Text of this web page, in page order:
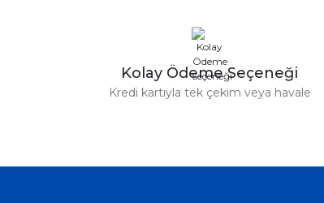
Kolay Ödeme Seçeneği
Kredi kartıyla tek çekim veya havale